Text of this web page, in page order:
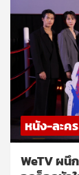
หนัง-ละคร
WeTV ผนึ